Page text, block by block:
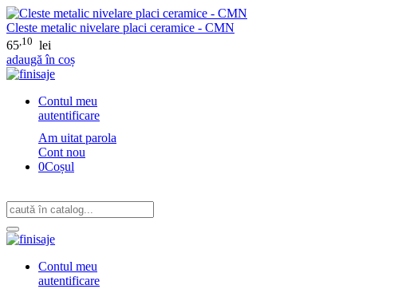
Cleste metalic nivelare placi ceramice - CMN
65,10 lei
adaugă în coș
Contul meu
autentificare
Am uitat parola
Cont nou
0Coșul
Contul meu
autentificare